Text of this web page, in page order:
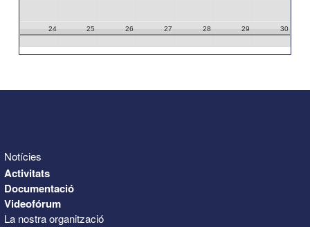
24 25 26 27 28 29 30
Notícies
Activitats
Documentació
Videofórum
La nostra organització